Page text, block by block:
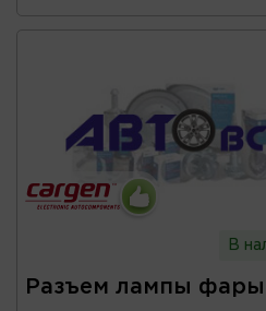
В
Разъем лампы фары